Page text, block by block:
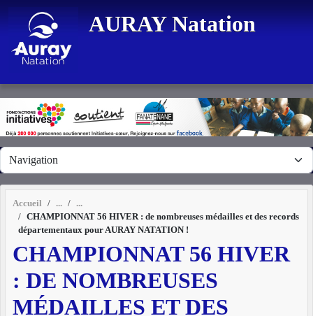
AURAY Natation
Accueil
CHAMPIONNAT 56 HIVER : de nombreuses médailles et des records
départementaux pour AURAY NATATION !
CHAMPIONNAT 56 HIVER
: DE NOMBREUSES
MÉDAILLES ET DES
Panneau de gestion des cookies